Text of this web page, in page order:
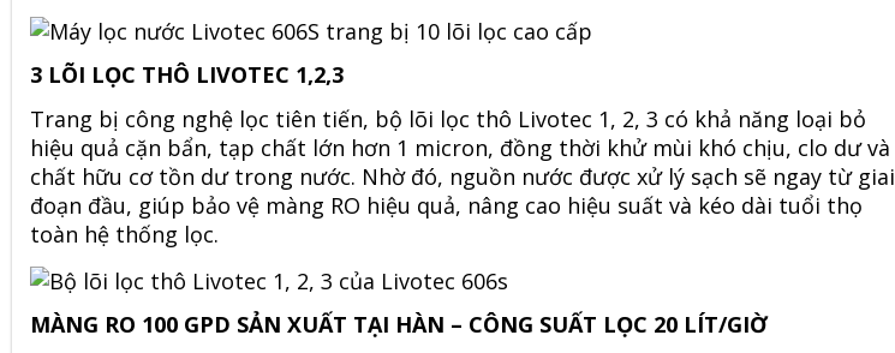
3 LÕI LỌC THÔ LIVOTEC 1,2,3
Trang bị công nghệ lọc tiên tiến, bộ lõi lọc thô Livotec 1, 2, 3 có khả năng loại bỏ
hiệu quả cặn bẩn, tạp chất lớn hơn 1 micron, đồng thời khử mùi khó chịu, clo dư và
chất hữu cơ tồn dư trong nước. Nhờ đó, nguồn nước được xử lý sạch sẽ ngay từ giai
đoạn đầu, giúp bảo vệ màng RO hiệu quả, nâng cao hiệu suất và kéo dài tuổi thọ
toàn hệ thống lọc.
MÀNG RO 100 GPD SẢN XUẤT TẠI HÀN – CÔNG SUẤT LỌC 20 LÍT/GIỜ